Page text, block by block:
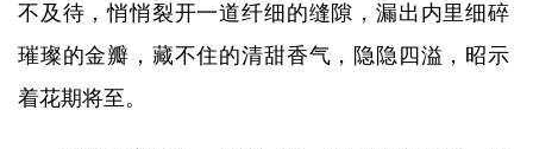
不及待，悄悄裂开一道纤细的缝隙，漏出内里细碎
璀璨的金瓣，藏不住的清甜香气，隐隐四溢，昭示
着花期将至。